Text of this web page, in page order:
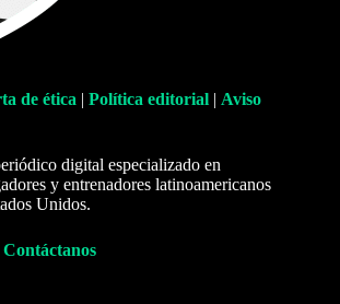
de ética | Política editorial | Aviso
digital especializado en
y entrenadores latinoamericanos
Unidos.
Contáctanos